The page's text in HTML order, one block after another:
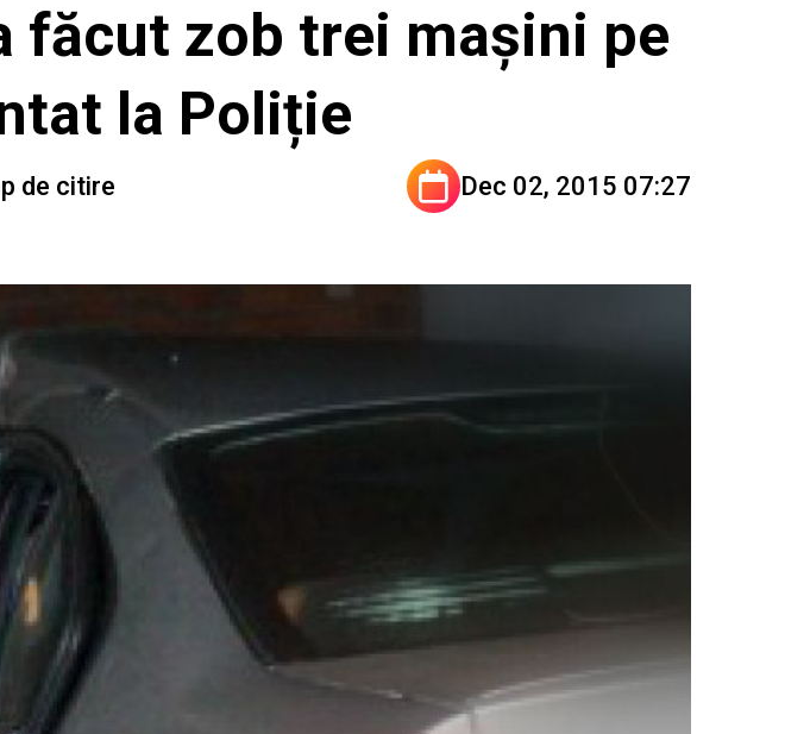
făcut zob trei mașini pe
la Poliție
de citire Dec 02, 2015 07:27